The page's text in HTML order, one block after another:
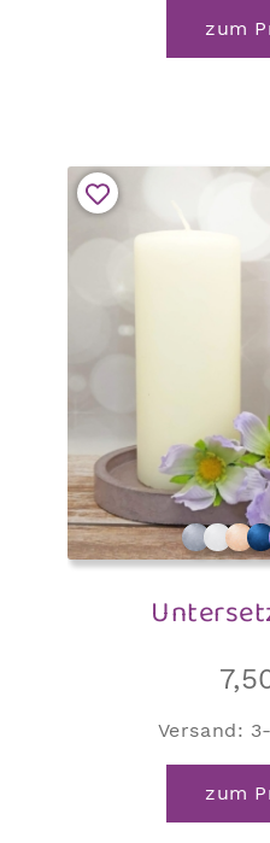
zum
Versand:
zum